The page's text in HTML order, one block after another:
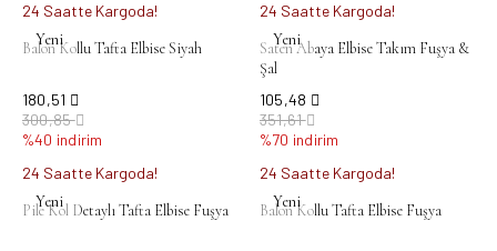
24 Saatte Kargoda!
24 Saatte Kargoda!
Yeni
Balon Kollu Tafta Elbise Siyah
180,51
300,85
%40 indirim
24 Saatte Kargoda!
Yeni
Saten Abaya Elbise Takım Fuşya &
Şal
105,48
351,61
%70 indirim
24 Saatte Kargoda!
Yeni
Pile Kol Detaylı Tafta Elbise Fuşya Yeni
Balon Kollu Tafta Elbise Fuşya